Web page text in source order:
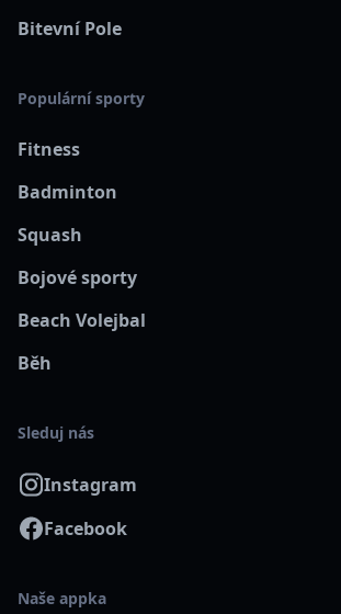
Bitevní Pole
Populární sporty
Fitness
Badminton
Squash
Bojové sporty
Beach Volejbal
Běh
Sleduj nás
Instagram
Facebook
Naše appka